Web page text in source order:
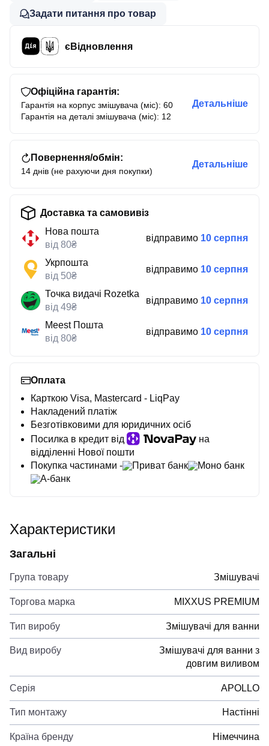
Задати питання про товар
єВідновлення
Офіційна гарантія:
Гарантія на корпус змішувача (міс): 60
Гарантія на деталі змішувача (міс): 12
Детальніше
Повернення/обмін:
14 днів (не рахуючи дня покупки)
Детальніше
Доставка та самовивіз
Нова пошта
від 80₴
відправимо 10 серпня
Укрпошта
від 50₴
відправимо 10 серпня
Точка видачі Rozetka
від 49₴
відправимо 10 серпня
Meest Пошта
від 80₴
відправимо 10 серпня
Оплата
Карткою Visa, Mastercard - LiqPay
Накладений платіж
Безготівковими для юридичних осіб
Посилка в кредит від
на
відділенні Нової пошти
Покупка частинами -
Приват банк
Моно банк
А-банк
Характеристики
Загальні
Група товару Змішувачі
Торгова марка MIXXUS PREMIUM
Тип виробу Змішувачі для ванни
Вид виробу
Змішувачі для ванни з
довгим виливом
Серія APOLLO
Тип монтажу Настінні
Країна бренду Німеччина